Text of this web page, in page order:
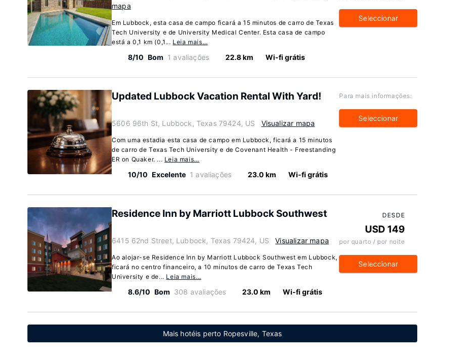
mapa
Em Lubbock, esta casa de campo ficará a 15 minutos de carro de Texas
Tech University e de University Medical Center. Esta casa de campo
está a 0,1 km (0,1... Leia mais…
8/10 Bom 1 avaliações 22.8 km Wi-fi grátis
Seleccionar
Updated Lubbock Vacation Rental With Yard!
5606 96th St, Lubbock, Texas 79424, US Visualizar mapa
Com uma estadia esta casa de campo em Lubbock, ficará a 15 minutos
de carro de Texas Tech University e de Covenant Health - Freestanding
ER on Quaker. ... Leia mais…
10/10 Excelente 1 avaliações 23.0 km Wi-fi grátis
Para mais informações:
Seleccionar
Residence Inn by Marriott Lubbock Southwest
6415 62nd Street, Lubbock, Texas 79424, US Visualizar mapa
Ao alojar-se Residence Inn by Marriott Lubbock Southwest em Lubbock,
ficará no centro financeiro, a 10 minutos de carro de Texas Tech
University e de... Leia mais…
8.6/10 Bom 308 avaliações 23.0 km Wi-fi grátis
DESDE
USD 149
por quarto / por noite
Seleccionar
Mais hotéis perto Ropesville, Texas